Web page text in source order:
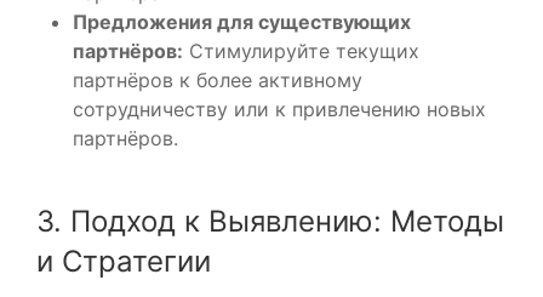
Предложения для существующих
партнёров: Стимулируйте текущих
партнёров к более активному
сотрудничеству или к привлечению новых
партнёров.
3. Подход к Выявлению: Методы
и Стратегии